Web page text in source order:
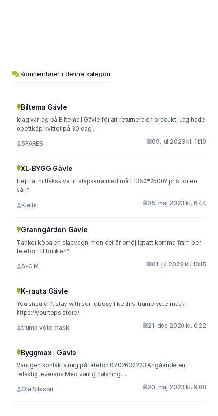
Kommentarer i denna kategori
Biltema Gävle
Idag var jag på Biltema i Gävle för att returnera en produkt. Jag hade
öpettköp kvittot på 30 dag...
5FARES 09. jul 2023 kl. 11:19
XL-BYGG Gävle
Hej Har ni flakskiva till släpkärra med mått 1350*2500? pris för en
sån?
Kjelle 05. maj 2023 kl. 6:44
Granngården Gävle
Tänker köpa en släpvagn, men det är omöjligt att komma fram per
telefon till butiken?
S-G M 01. jul 2022 kl. 10:15
K-rauta Gävle
You shouldn't stay with somebody like this. trump vote mask
https://yourtops.store/
trump vote mask 21. dec 2020 kl. 0:22
Byggmax i Gävle
Vänligen kontakta mig på telefon 0702632223 Angående en
felaktig leverans Med vänlig hälsning, ...
Ola Nilsson 20. maj 2023 kl. 9:08